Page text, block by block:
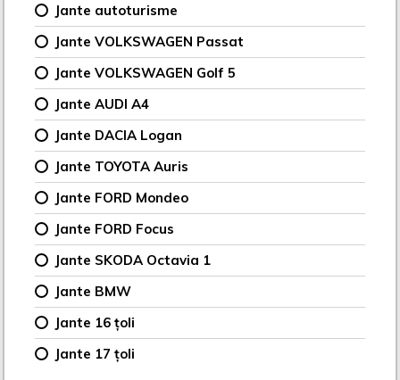
Jante autoturisme
Jante VOLKSWAGEN Passat
Jante VOLKSWAGEN Golf 5
Jante AUDI A4
Jante DACIA Logan
Jante TOYOTA Auris
Jante FORD Mondeo
Jante FORD Focus
Jante SKODA Octavia 1
Jante BMW
Jante 16 țoli
Jante 17 țoli